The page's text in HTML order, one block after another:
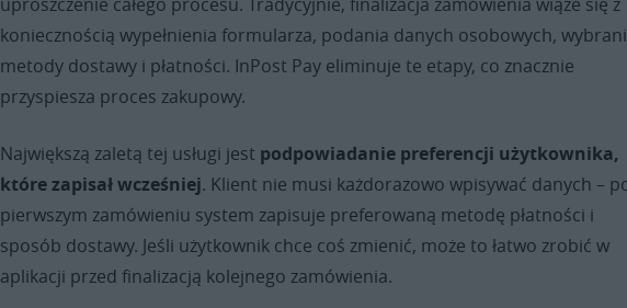
koniecznością wypełnienia formularza, podania danych osobowych,
metody dostawy i płatności. InPost Pay eliminuje te etapy, co znacznie
przyspiesza proces zakupowy.
Największą zaletą tej usługi jest podpowiadanie preferencji użytkownika,
które zapisał wcześniej. Klient nie musi każdorazowo wpisywać danych –
pierwszym zamówieniu system zapisuje preferowaną metodę płatności i
sposób dostawy. Jeśli użytkownik chce coś zmienić, może to łatwo zrobić w
aplikacji przed finalizacją kolejnego zamówienia.